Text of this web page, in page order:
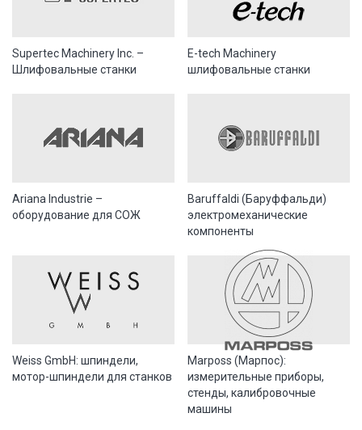
Supertec Machinery Inc. –
Шлифовальные станки
E-tech Machinery
шлифовальные станки
Ariana Industrie –
оборудование для СОЖ
Baruffaldi (Баруффальди)
электромеханические
компоненты
Weiss GmbH: шпиндели,
мотор-шпиндели для станков
Marposs (Марпос):
измерительные приборы,
стенды, калибровочные
машины